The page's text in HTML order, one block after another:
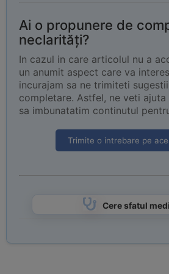
Ai o propunere de
neclarități?
In cazul in care articolul nu a
un anumit aspect care va
incurajam sa ne trimiteti
completare. Astfel, ne veti
sa imbunatatim continutul
Trimite o intrebare pe
Cere sfatul